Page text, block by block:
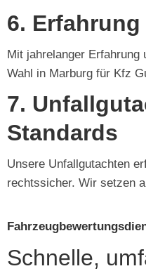
6.
Mit jahrelanger
Wahl in Marburg für Kfz
7.
Standards
Unsere Unfallgutachten
rechtssicher. Wir setzen
Schnelle,